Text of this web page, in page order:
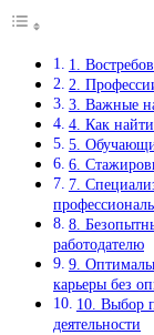
1.
2.
3. Важные
4. Как
5.
6.
7.
8.
работодателю
9.
карьеры без
10. Выбор
деятельности